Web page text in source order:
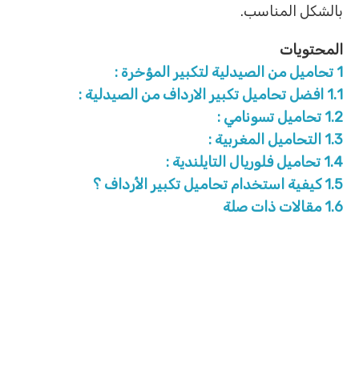
بالشكل المناسب.
المحتويات
1 تحاميل من الصيدلية لتكبير المؤخرة :
1.1 افضل تحاميل تكبير الارداف من الصيدلية :
1.2 تحاميل تسونامي :
1.3 التحاميل المغربية :
1.4 تحاميل فلوريال التايلندية :
1.5 كيفية استخدام تحاميل تكبير الأرداف ؟
1.6 مقالات ذات صلة